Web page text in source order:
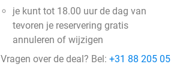
je kunt tot 18.00 uur de dag van
tevoren je reservering gratis
annuleren of wijzigen
Vragen over de deal? Bel: +31 88 205 05